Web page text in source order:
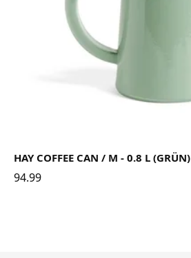
HAY COFFEE CAN / M - 0.8 L (GRÜN)
94.99